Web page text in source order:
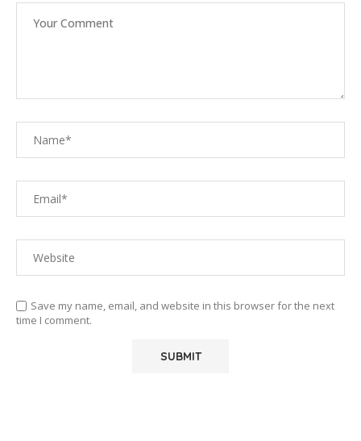
Save my name, email, and website in this browser for the next
time I comment.